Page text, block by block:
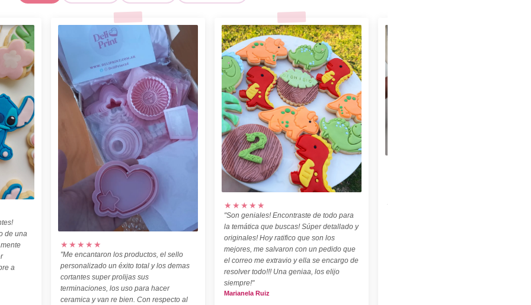
de una
a
★★★★★
"Me encantaron los productos, el sello
personalizado un éxito total y los demas
cortantes super prolijas sus
terminaciones, los uso para hacer
ceramica y van re bien. Con respecto al
★★★★★
"Son geniales! Encontraste de todo para
la temática que buscas! Súper detallado y
originales! Hoy ratifico que son los
mejores, me salvaron con un pedido que
el correo me extravio y ella se encargo de
resolver todo!!! Una geniaa, los elijo
siempre!"
Marianela Ruiz